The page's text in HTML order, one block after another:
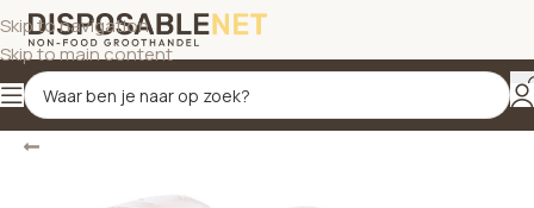
Skip to navigation
Skip to main content
Terug Home/Kaarsen/Geurkaarsen